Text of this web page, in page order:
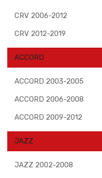
CRV 2006-2012
CRV 2012-2019
ACCORD
ACCORD 2003-2005
ACCORD 2006-2008
ACCORD 2009-2012
JAZZ
JAZZ 2002-2008